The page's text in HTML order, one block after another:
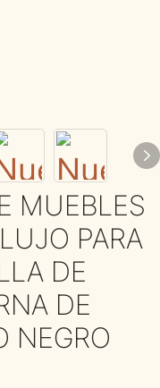
MUEBLES
PARA
DE
DE
NEGRO